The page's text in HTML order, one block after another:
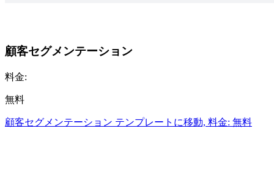
顧客セグメンテーション
料金:
無料
顧客セグメンテーション テンプレートに移動, 料金: 無料